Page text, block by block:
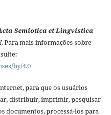
Semiotica et Lingvistica
Para mais informações sobre
by/4.0
para que os usuários
distribuir, imprimir, pesquisar
documentos, processá-los para